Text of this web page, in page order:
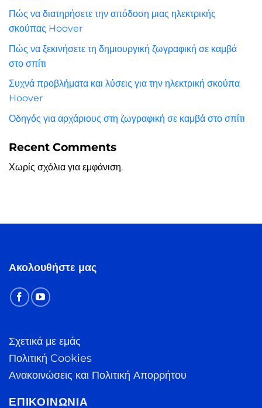
Πώς να διατηρήσετε την απόδοση μιας ηλεκτρικής
σκούπας Hoover
Πώς να ξεκινήσετε τη δημιουργική ζωγραφική σε καμβά
στο σπίτι
Συχνά προβλήματα και λύσεις για την ηλεκτρική σκούπα
Hoover
Οδηγός για αρχάριους στη ζωγραφική σε καμβά στο σπίτι
Recent Comments
Χωρίς σχόλια για εμφάνιση.
Ακολουθήστε μας
Σχετικά με εμάς
Πολιτική Cookies
Ανακοινώσεις και Πολιτική Απορρήτου
ΕΠΙΚΟΙΝΩΝΊΑ